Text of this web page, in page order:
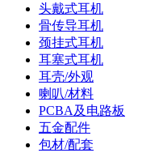
头戴式耳机
骨传导耳机
颈挂式耳机
耳塞式耳机
耳壳/外观
喇叭/材料
PCBA及电路板
五金配件
包材/配套